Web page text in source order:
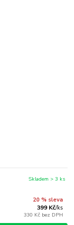
20 % sleva
399 Kč/ks
330 Kč bez DPH
Skladem > 3 ks